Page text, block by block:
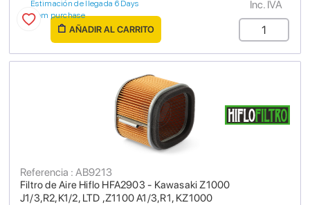
Estimación de llegada 6 Days
from purchase
Inc. IVA
AÑADIR AL CARRITO
Filtro de Aire Hiflo HFA2903 - Kawasaki Z1000
J1/3,R2,K1/2, LTD ,Z1100 A1/3,R1, KZ1000
Referencia : AB9213